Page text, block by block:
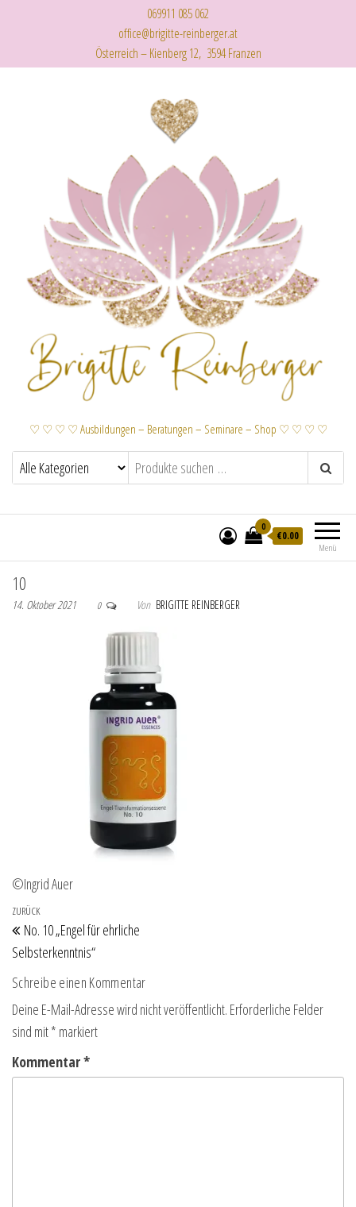
069911 085 062
office@brigitte-reinberger.at
Österreich – Kienberg 12, 3594 Franzen
♡ ♡ ♡ ♡ Ausbildungen – Beratungen – Seminare – Shop ♡ ♡ ♡ ♡
Menü
0
€0.00
10
14. Oktober 2021 0 Von BRIGITTE REINBERGER
©Ingrid Auer
Beitragsnavigation
Vorheriger Beitrag
ZURÜCK
No. 10 „Engel für ehrliche
Selbsterkenntnis“
Schreibe einen Kommentar
Deine E-Mail-Adresse wird nicht veröffentlicht. Erforderliche Felder
sind mit* markiert
Kommentar*